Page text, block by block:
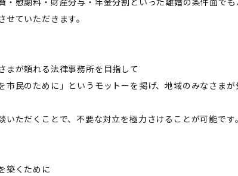
せていただきます。
まが頼れる法律事務所を目指して
市民のために」というモットーを掲げ、地域のみなさま
いただくことで、不要な対立を極力さけることが可能で
築くために